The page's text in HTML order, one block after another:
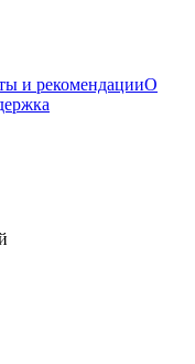
и рекомендацииО